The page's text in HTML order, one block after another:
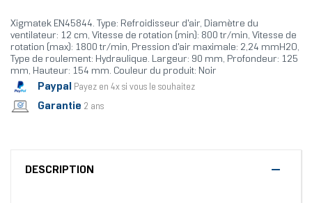
Xigmatek EN45844. Type: Refroidisseur d'air, Diamètre du
ventilateur: 12 cm, Vitesse de rotation (min): 800 tr/min, Vitesse de
rotation (max): 1800 tr/min, Pression d'air maximale: 2,24 mmH2O,
Type de roulement: Hydraulique. Largeur: 90 mm, Profondeur: 125
mm, Hauteur: 154 mm. Couleur du produit: Noir
Paypal Payez en 4x si vous le souhaitez
Garantie 2 ans
DESCRIPTION